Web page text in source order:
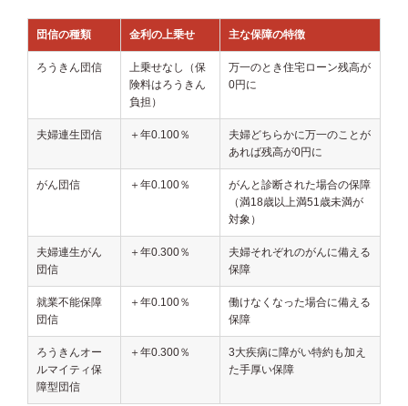
団信の種類 金利の上乗せ 主な保障の特徴
ろうきん団信
上乗せなし（保
険料はろうきん
負担）
万一のとき住宅ローン残高が
0円に
夫婦連生団信 ＋年0.100％
夫婦どちらかに万一のことが
あれば残高が0円に
がん団信 ＋年0.100％
がんと診断された場合の保障
（満18歳以上満51歳未満が
対象）
夫婦連生がん
団信
＋年0.300％
夫婦それぞれのがんに備える
保障
就業不能保障
団信
＋年0.100％
働けなくなった場合に備える
保障
ろうきんオー
ルマイティ保
障型団信
＋年0.300％
3大疾病に障がい特約も加え
た手厚い保障